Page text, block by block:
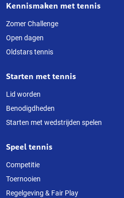
Over
deze
website
Kennismaken met tennis
Zomer Challenge
Open dagen
Oldstars tennis
Starten met tennis
Lid worden
Benodigdheden
Starten met wedstrijden spelen
Speel tennis
Competitie
Toernooien
Regelgeving & Fair Play